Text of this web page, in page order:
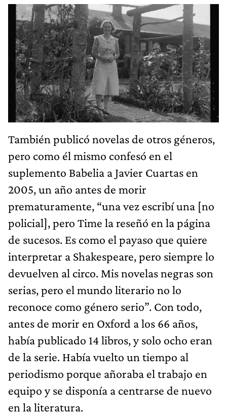
También publicó novelas de otros géneros,
pero como él mismo confesó en el
suplemento Babelia a Javier Cuartas en
2005, un año antes de morir
prematuramente, “una vez escribí una [no
policial], pero Time la reseñó en la página
de sucesos. Es como el payaso que quiere
interpretar a Shakespeare, pero siempre lo
devuelven al circo. Mis novelas negras son
serias, pero el mundo literario no lo
reconoce como género serio”. Con todo,
antes de morir en Oxford a los 66 años,
había publicado 14 libros, y solo ocho eran
de la serie. Había vuelto un tiempo al
periodismo porque añoraba el trabajo en
equipo y se disponía a centrarse de nuevo
en la literatura.